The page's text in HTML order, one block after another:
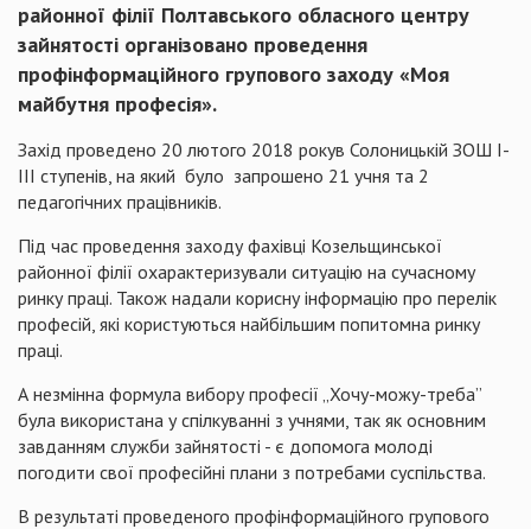
районної філії Полтавського обласного центру
зайнятості організовано проведення
профінформаційного групового заходу «Моя
майбутня професія».
Захід проведено 20 лютого 2018 рокув Солоницькій ЗОШ І-
ІІІ ступенів, на який було запрошено 21 учня та 2
педагогічних працівників.
Під час проведення заходу фахівці Козельщинської
районної філії охарактеризували ситуацію на сучасному
ринку праці. Також надали корисну інформацію про перелік
професій, які користуються найбільшим попитомна ринку
праці.
А незмінна формула вибору професії „Хочу-можу-треба”
була використана у спілкуванні з учнями, так як основним
завданням служби зайнятості - є допомога молоді
погодити свої професійні плани з потребами суспільства.
В результаті проведеного профінформаційного групового